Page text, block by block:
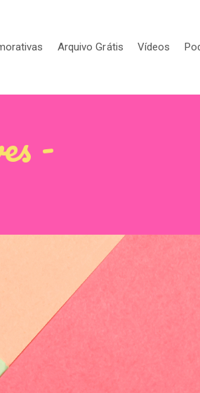
Arquivo Grátis Vídeos
-